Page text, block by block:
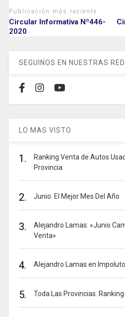
Publicación más reciente
Circular Informativa Nº446-
2020
SEGUINOS EN NUESTRAS
LO MAS VISTO
1.
Ranking Venta de Autos
Provincia
2. Junio: El Mejor Mes Del Año
3.
Alejandro Lamas: «Junio
Venta»
4. Alejandro Lamas en
5. Toda Las Provincias.